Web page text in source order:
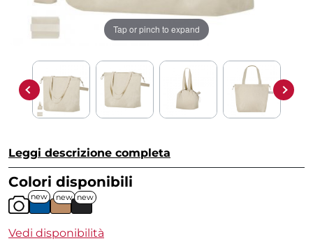
Tap or pinch to expand
Leggi descrizione completa
Colori disponibili
new new new
Vedi disponibilità